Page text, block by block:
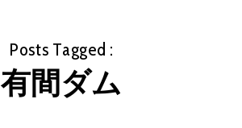
Posts Tagged :
有間ダム